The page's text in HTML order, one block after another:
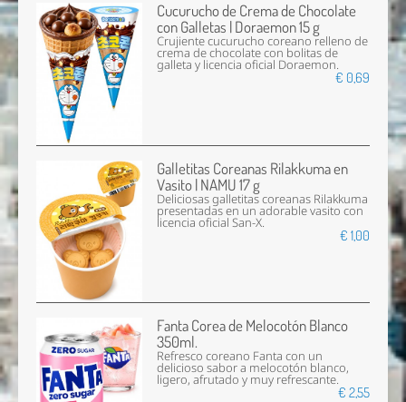
Cucurucho de Crema de Chocolate
con Galletas | Doraemon 15 g
Crujiente cucurucho coreano relleno de
crema de chocolate con bolitas de
galleta y licencia oficial Doraemon.
€ 0,69
Galletitas Coreanas Rilakkuma en
Vasito | NAMU 17 g
Deliciosas galletitas coreanas Rilakkuma
presentadas en un adorable vasito con
licencia oficial San-X.
€ 1,00
Fanta Corea de Melocotón Blanco
350ml.
Refresco coreano Fanta con un
delicioso sabor a melocotón blanco,
ligero, afrutado y muy refrescante.
€ 2,55